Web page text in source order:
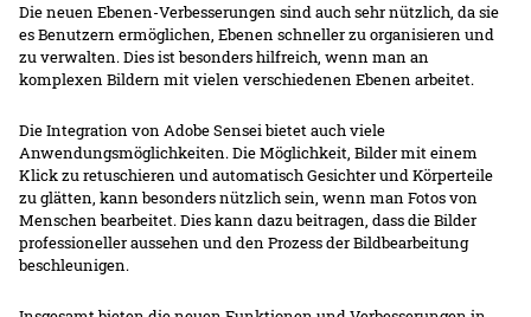
Die neuen Ebenen-Verbesserungen sind auch sehr nützlich, da sie
es Benutzern ermöglichen, Ebenen schneller zu organisieren und
zu verwalten. Dies ist besonders hilfreich, wenn man an
komplexen Bildern mit vielen verschiedenen Ebenen arbeitet.
Die Integration von Adobe Sensei bietet auch viele
Anwendungsmöglichkeiten. Die Möglichkeit, Bilder mit einem
Klick zu retuschieren und automatisch Gesichter und Körperteile
zu glätten, kann besonders nützlich sein, wenn man Fotos von
Menschen bearbeitet. Dies kann dazu beitragen, dass die Bilder
professioneller aussehen und den Prozess der Bildbearbeitung
beschleunigen.